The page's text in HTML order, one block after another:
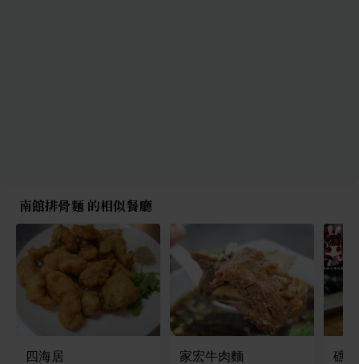
南館排骨麵 的相似餐廳
四海居 家宏牛肉麵 礁